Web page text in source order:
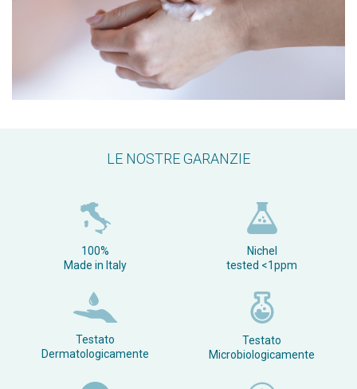
LE NOSTRE GARANZIE
100%
Made in Italy
Nichel
tested <1ppm
Testato
Dermatologicamente
Testato
Microbiologicamente